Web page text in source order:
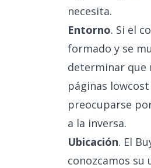
necesita.
Entorno. Si el
formado y se
determinar que
páginas
preocuparse
a la inversa.
Ubicación. El
conozcamos su